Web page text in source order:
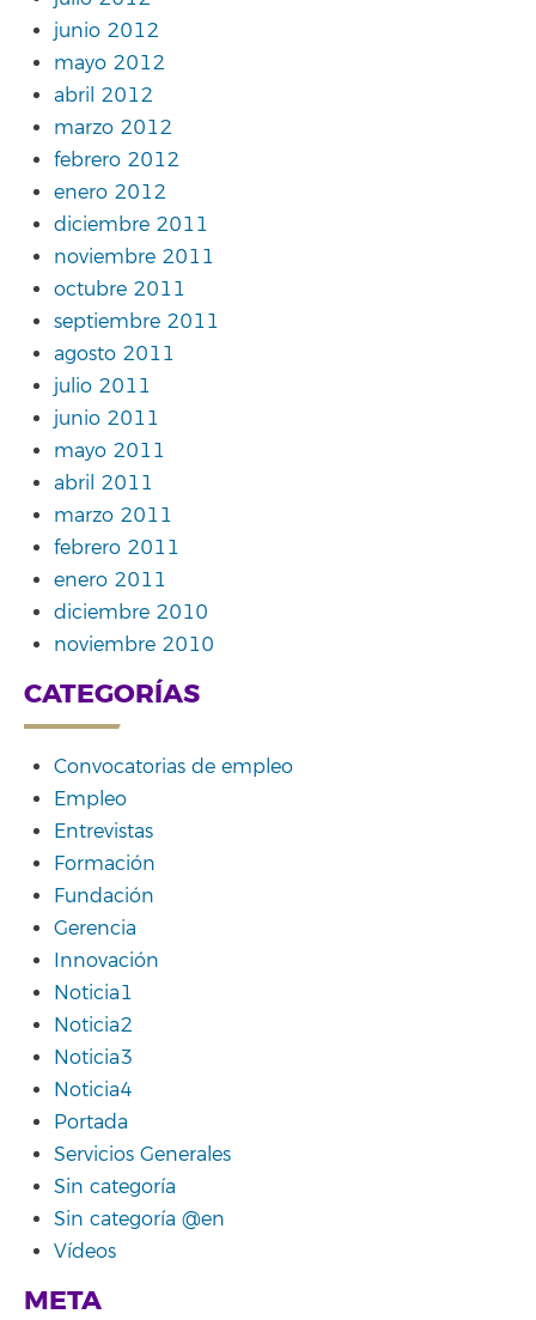
junio 2012
mayo 2012
abril 2012
marzo 2012
febrero 2012
enero 2012
diciembre 2011
noviembre 2011
octubre 2011
septiembre 2011
agosto 2011
julio 2011
junio 2011
mayo 2011
abril 2011
marzo 2011
febrero 2011
enero 2011
diciembre 2010
noviembre 2010
CATEGORÍAS
Convocatorias de empleo
Empleo
Entrevistas
Formación
Fundación
Gerencia
Innovación
Noticia1
Noticia2
Noticia3
Noticia4
Portada
Servicios Generales
Sin categoría
Sin categoría @en
Vídeos
META